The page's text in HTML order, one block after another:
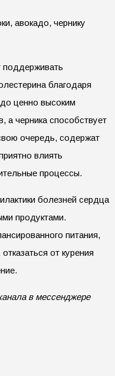
авокадо, чернику
поддерживать
благодаря
ценно высоким
черника способствует
очередь, содержат
влиять
процессы.
болезней сердца
продуктами.
питания,
от курения
в мессенджере